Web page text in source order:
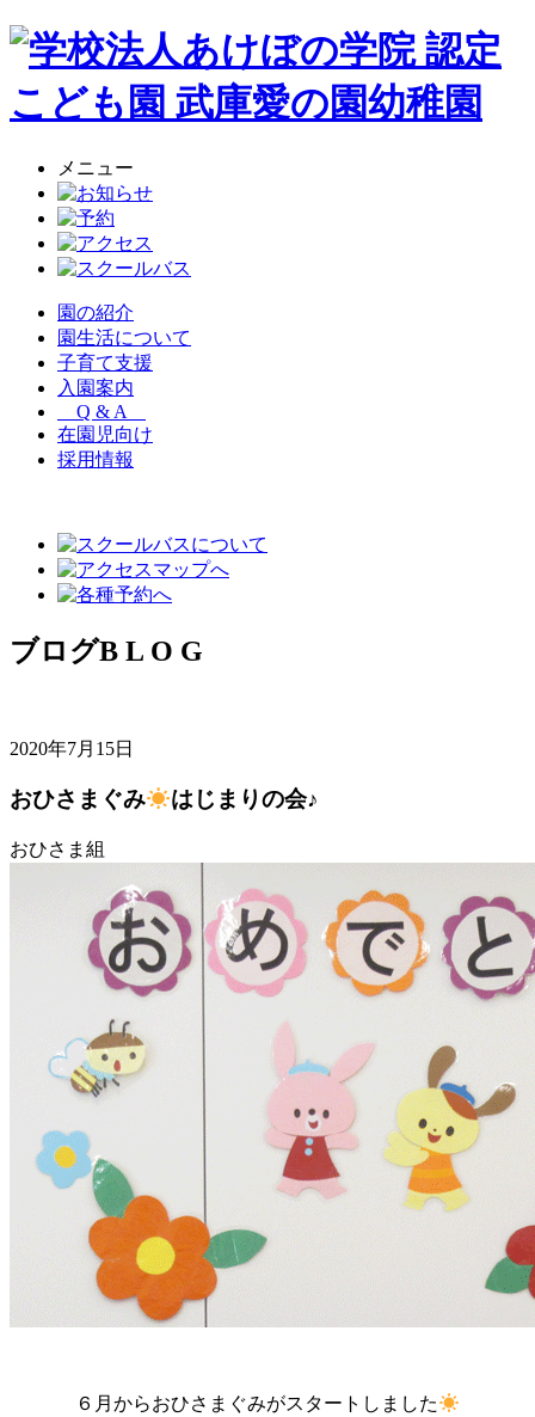
メニュー
園の紹介
園生活について
子育て支援
入園案内
Q & A
在園児向け
採用情報
ブログB L O G
2020年7月15日
おひさまぐみ はじまりの会♪
おひさま組
６月からおひさまぐみがスタートしました